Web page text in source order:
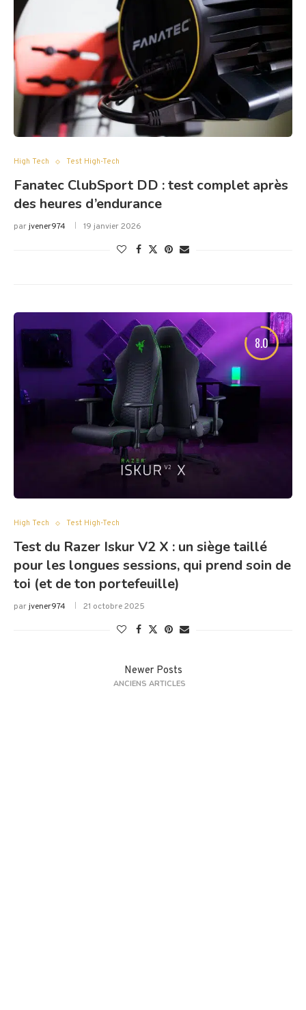
High Tech Test High-Tech
Fanatec ClubSport DD : test complet après
des heures d’endurance
parjvener974 19 janvier 2026
8.0
High Tech Test High-Tech
Test du Razer Iskur V2 X : un siège taillé
pour les longues sessions, qui prend soin de
toi (et de ton portefeuille)
parjvener974 21 octobre 2025
Newer Posts
ANCIENS ARTICLES